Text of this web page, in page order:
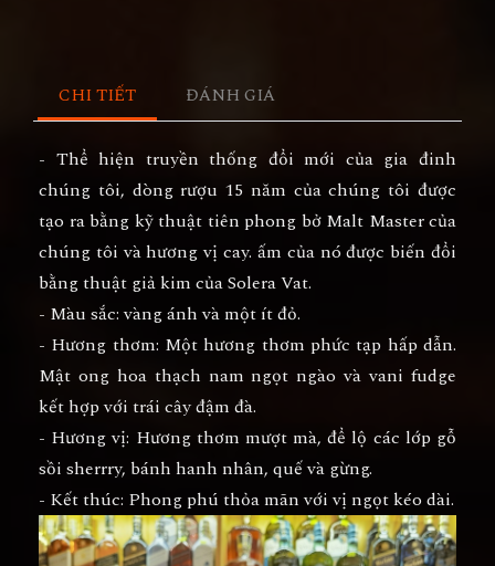
CHI TIẾT ĐÁNH GIÁ
- Thể hiện truyền thống đổi mới của gia đinh
chúng tôi, dòng rượu 15 năm của chúng tôi được
tạo ra bằng kỹ thuật tiên phong bở Malt Master của
chúng tôi và hương vị cay. ấm của nó được biến đổi
bằng thuật giả kim của Solera Vat.
- Màu sắc: vàng ánh và một ít đỏ.
- Hương thơm: Một hương thơm phức tạp hấp dẫn.
Mật ong hoa thạch nam ngọt ngào và vani fudge
kết hợp với trái cây đậm đà.
- Hương vị: Hương thơm mượt mà, để lộ các lớp gỗ
sồi sherrry, bánh hanh nhân, quế và gừng.
- Kết thúc: Phong phú thỏa mãn với vị ngọt kéo dài.